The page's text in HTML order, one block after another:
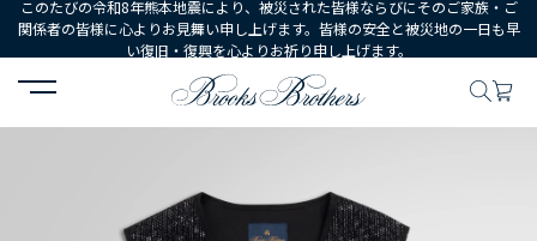
このたびの令和8年熊本地震により、被災された皆様ならびにそのご家族・ご
関係者の皆様に心よりお見舞い申し上げます。皆様の安全と被災地の一日も早
い復旧・復興を心よりお祈り申し上げます。
HOME ウェア アウターウェア ビーチクロス ベスト